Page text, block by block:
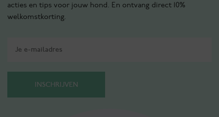
acties en tips voor jouw hond. En ontvang direct 10%
welkomstkorting.